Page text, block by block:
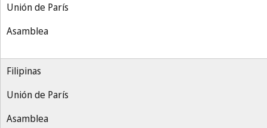
Unión de París
Asamblea
Filipinas
Unión de París
Asamblea